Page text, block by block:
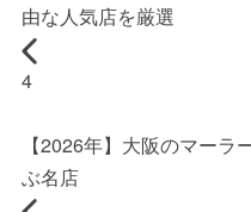
由な人気店を厳選
4
【2026年】大阪のマー
ぶ名店